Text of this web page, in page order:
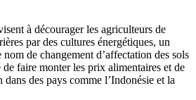
à décourager les agriculteurs de
par des cultures énergétiques, un
de changement d’affectation des sols
faire monter les prix alimentaires et de
des pays comme l’Indonésie et la